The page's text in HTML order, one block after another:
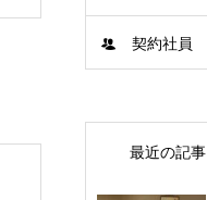
契約社員
最近の記事